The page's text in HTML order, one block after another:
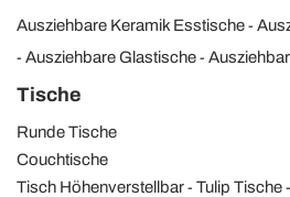
Ausziehbare Keramik Esstische
Ausziehbare Glastische
Tische
Runde Tische
Couchtische
Tisch Höhenverstellbar
Tulip Tische